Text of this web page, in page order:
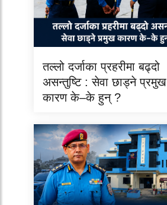
तल्लो दर्जाका प्रहरीमा बढ्दो
असन्तुष्टि : सेवा छाड्ने प्रमुख
कारण के–के हुन् ?